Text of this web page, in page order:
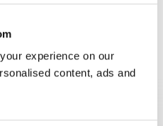
experience on our
content, ads and
Beoordeeld op 22 februari 2020